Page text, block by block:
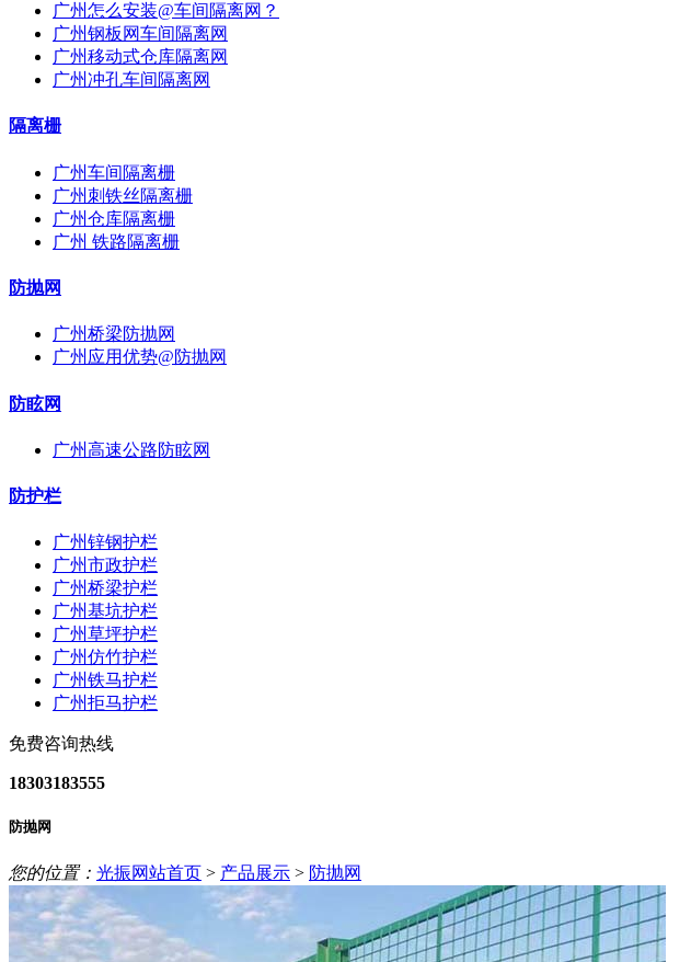
广州怎么安装@车间隔离网？
广州钢板网车间隔离网
广州移动式仓库隔离网
广州冲孔车间隔离网
隔离栅
广州车间隔离栅
广州刺铁丝隔离栅
广州仓库隔离栅
广州 铁路隔离栅
防抛网
广州桥梁防抛网
广州应用优势@防抛网
防眩网
广州高速公路防眩网
防护栏
广州锌钢护栏
广州市政护栏
广州桥梁护栏
广州基坑护栏
广州草坪护栏
广州仿竹护栏
广州铁马护栏
广州拒马护栏
免费咨询热线
18303183555
防抛网
您的位置： 光振网站首页 > 产品展示 > 防抛网